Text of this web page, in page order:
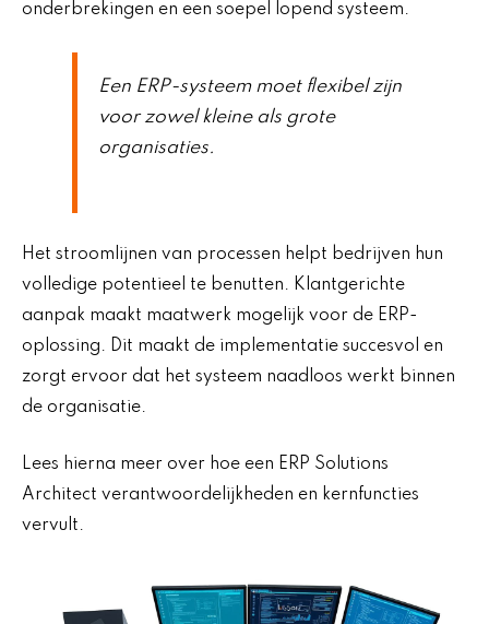
onderbrekingen en een soepel lopend systeem.
Een ERP-systeem moet flexibel zijn
voor zowel kleine als grote
organisaties.
Het stroomlijnen van processen helpt bedrijven hun
volledige potentieel te benutten. Klantgerichte
aanpak maakt maatwerk mogelijk voor de ERP-
oplossing. Dit maakt de implementatie succesvol en
zorgt ervoor dat het systeem naadloos werkt binnen
de organisatie.
Lees hierna meer over hoe een ERP Solutions
Architect verantwoordelijkheden en kernfuncties
vervult.